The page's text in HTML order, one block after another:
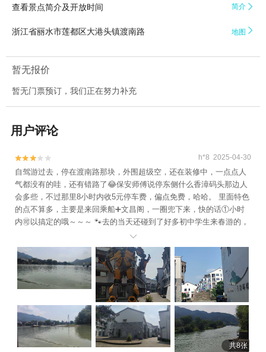
查看景点简介及开放时间 简介 
浙江省丽水市莲都区大港头镇渡南路 地图 
暂无报价
暂无门票预订，我们正在努力补充
用户评论

 h*8 2025-04-30
自驾游过去，停在渡南路那块，外围超级空，还在装修中，一点点人
气都没有的哇，还有错路了😂保安师傅说停东侧什么香漳码头那边人
会多些，不过那里8小时内收5元停车费，偏点免费，哈哈。 里面特色
的点不算多，主要是来回乘船➕文昌阁，一圈兜下来，快的话①小时
内🉑以搞定的哦～～～ 🐾去的当天还碰到了好多初中学生来春游的，
里面也有好多艺术生来这里画画🎨写生，哈哈

共8张